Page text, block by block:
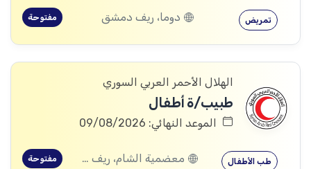
تمريض دوما، ريف دمشق مفتوحة
الهلال الأحمر العربي السوري
طبيب/ة أطفال
الموعد النهائي: 09/08/2026
طب الأطفال معضمية الشام، ريف دمشق مفتوحة